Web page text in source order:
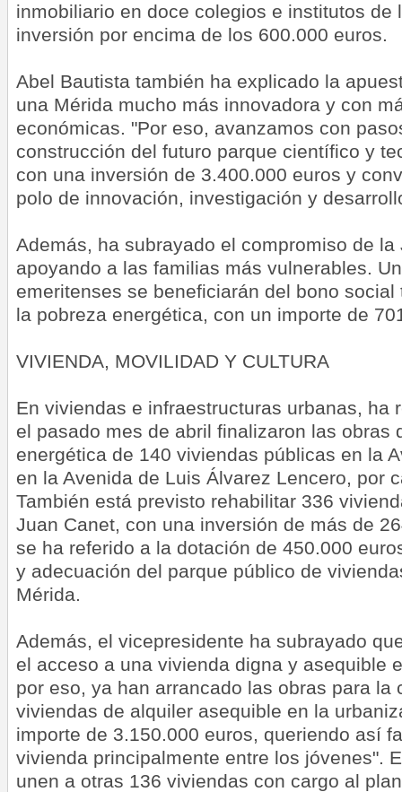
inmobiliario en doce colegios e institutos de
inversión por encima de los 600.000 euros.
Abel Bautista también ha explicado la
una Mérida mucho más innovadora y con
económicas. "Por eso, avanzamos con
construcción del futuro parque científico y
con una inversión de 3.400.000 euros y
polo de innovación, investigación y
Además, ha subrayado el compromiso de
apoyando a las familias más vulnerables.
emeritenses se beneficiarán del bono
la pobreza energética, con un importe de
VIVIENDA, MOVILIDAD Y CULTURA
En viviendas e infraestructuras urbanas, ha
el pasado mes de abril finalizaron las obras
energética de 140 viviendas públicas en la
en la Avenida de Luis Álvarez Lencero, por
También está previsto rehabilitar 336
Juan Canet, con una inversión de más de
se ha referido a la dotación de 450.000
y adecuación del parque público de
Mérida.
Además, el vicepresidente ha subrayado
el acceso a una vivienda digna y asequible
por eso, ya han arrancado las obras para la
viviendas de alquiler asequible en la
importe de 3.150.000 euros, queriendo así
vivienda principalmente entre los jóvenes".
unen a otras 136 viviendas con cargo al